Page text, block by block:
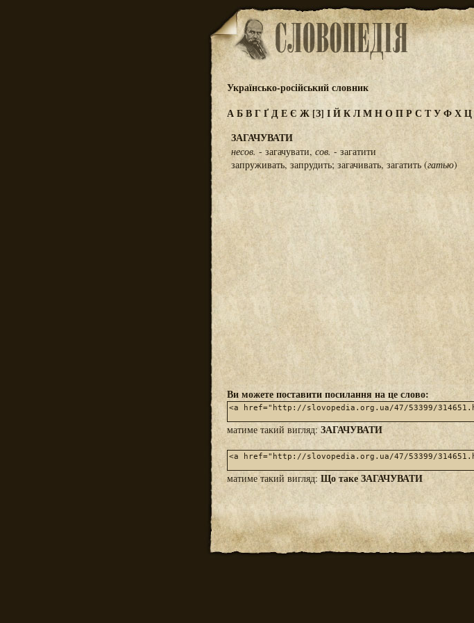
Українсько-російський словник
АБВГҐДЕЄ Ж[З] ІЙКЛМНОПРС ТУФХЦ
ЗАГАЧУВАТИ
несов. - загачувати, сов. - загатити
запруживать, запрудить; загачивать, загатить (гатью)
Ви можете поставити посилання на це слово:
матиме такий вигляд:ЗАГАЧУВАТИ
матиме такий вигляд: Що таке ЗАГАЧУВАТИ